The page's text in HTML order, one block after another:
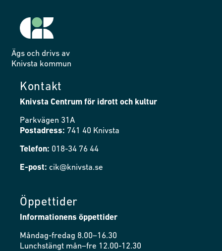
Ägs och drivs av
Knivsta kommun
Kontakt
Knivsta Centrum för idrott och kultur
Parkvägen 31A
Postadress: 741 40 Knivsta
Telefon: 018-34 76 44
E-post: cik@knivsta.se
Öppettider
Informationens öppettider
Måndag-fredag 8.00–16.30
Lunchstängt mån–fre 12.00-12.30